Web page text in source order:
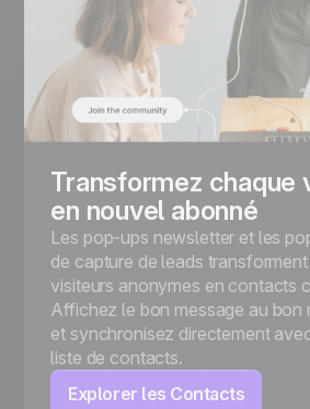
Transformez chaque
en nouvel abonné
Les pop-ups newsletter et les
de capture de leads transforment
visiteurs anonymes en contacts
Affichez le bon message au bon
et synchronisez directement
liste de contacts.
Explorer les Contacts